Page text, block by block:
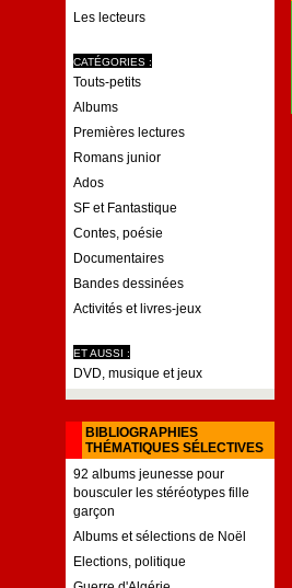
Les lecteurs
CATÉGORIES :
Touts-petits
Albums
Premières lectures
Romans junior
Ados
SF et Fantastique
Contes, poésie
Documentaires
Bandes dessinées
Activités et livres-jeux
ET AUSSI :
DVD, musique et jeux
BIBLIOGRAPHIES
THÉMATIQUES SÉLECTIVES
92 albums jeunesse pour
bousculer les stéréotypes fille
garçon
Albums et sélections de Noël
Elections, politique